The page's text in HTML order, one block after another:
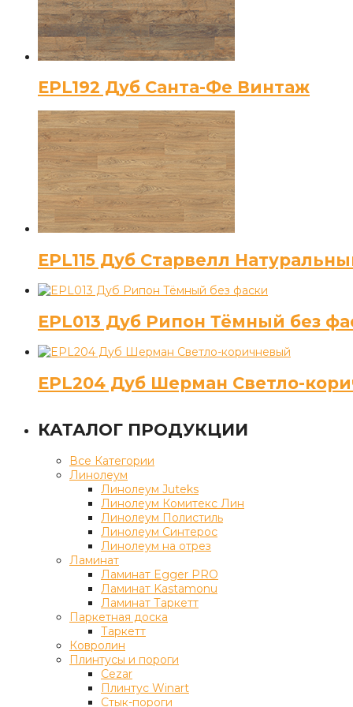
EPL192 Дуб Санта-Фе Винтаж
EPL115 Дуб Старвелл
EPL013 Дуб Рипон Тёмный без
EPL204 Дуб Шерман Светло-
КАТАЛОГ ПРОДУКЦИИ
Все Категории
Линолеум
Линолеум Juteks
Линолеум Комитекс Лин
Линолеум Полистиль
Линолеум Синтерос
Линолеум на отрез
Ламинат
Ламинат Egger PRO
Ламинат Kastamonu
Ламинат Таркетт
Паркетная доска
Таркетт
Ковролин
Плинтусы и пороги
Cezar
Плинтус Winart
Стык-пороги